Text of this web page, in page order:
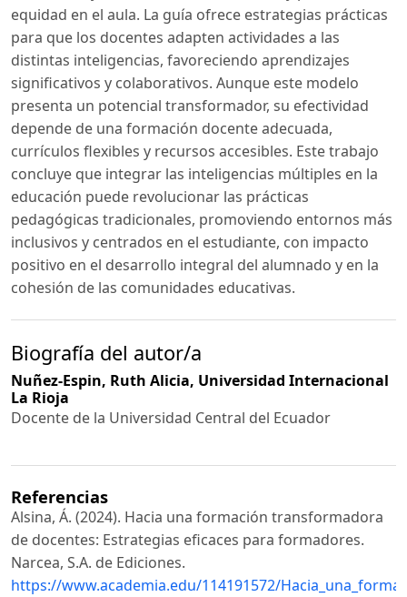
equidad en el aula. La guía ofrece estrategias prácticas
para que los docentes adapten actividades a las
distintas inteligencias, favoreciendo aprendizajes
significativos y colaborativos. Aunque este modelo
presenta un potencial transformador, su efectividad
depende de una formación docente adecuada,
currículos flexibles y recursos accesibles. Este trabajo
concluye que integrar las inteligencias múltiples en la
educación puede revolucionar las prácticas
pedagógicas tradicionales, promoviendo entornos más
inclusivos y centrados en el estudiante, con impacto
positivo en el desarrollo integral del alumnado y en la
cohesión de las comunidades educativas.
Biografía del autor/a
Nuñez-Espin, Ruth Alicia, Universidad Internacional
La Rioja
Docente de la Universidad Central del Ecuador
Referencias
Alsina, Á. (2024). Hacia una formación transformadora
de docentes: Estrategias eficaces para formadores.
Narcea, S.A. de Ediciones.
https://www.academia.edu/114191572/